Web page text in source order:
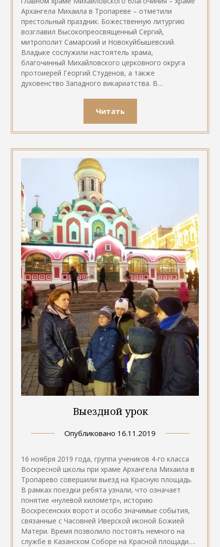
Архангела Михаила в Тропареве – отметили
престольный праздник. Божественную литургию
возглавил Высокопреосвященный Сергий,
митрополит Самарский и Новокуйбышевский.
Владыке сослужили настоятель храма,
благочинный Михайловского церковного округа
протоиерей Георгий Студенов, а также
духовенство Западного викариатства. В…
Читать
Выездной урок
Опубликовано 16.11.2019
16 ноября 2019 года, группа учеников 4-го класса
Воскресной школы при храме Архангела Михаила в
Тропарево совершили выезд на Красную площадь.
В рамках поездки ребята узнали, что означает
понятие «нулевой километр», историю
Воскресенских ворот и особо значимые события,
связанные с Часовней Иверской иконой Божией
Матери. Время позволило постоять немного на
службе в Казанском Соборе на Красной площади….